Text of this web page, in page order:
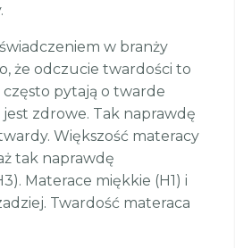
w branży
że odczucie twardości to
pytają o twarde
zdrowe. Tak naprawdę
Większość materacy
tak naprawdę
Materace miękkie (H1) i
Twardość materaca